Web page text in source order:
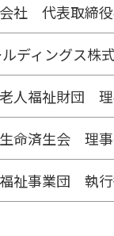
社 代表取締
ルディングス
人福祉財団
命済生会 理
祉事業団 執